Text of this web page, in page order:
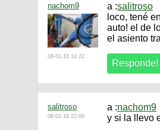
nachom9
08-01-18 14:22
a :salitroso
loco, tené
auto! el de
el asiento
salitroso
08-01-18 22:00
a :nachom9
y si la llevo